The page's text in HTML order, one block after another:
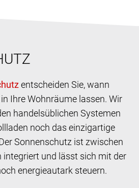
entscheiden Sie, wann
Ihre Wohnräume lassen. Wir
handelsüblichen Systemen
noch das einzigartige
Sonnenschutz ist zwischen
integriert und lässt sich mit der
energieautark steuern.